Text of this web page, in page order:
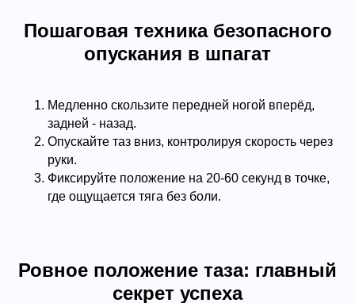
Пошаговая техника безопасного
опускания в шпагат
Медленно скользите передней ногой вперёд,
задней - назад.
Опускайте таз вниз, контролируя скорость через
руки.
Фиксируйте положение на 20-60 секунд в точке,
где ощущается тяга без боли.
Ровное положение таза: главный
секрет успеха